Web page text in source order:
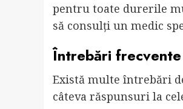
pentru toate durerile
să consulți un medic
Întrebări frecvente
Există multe întrebări
câteva răspunsuri la